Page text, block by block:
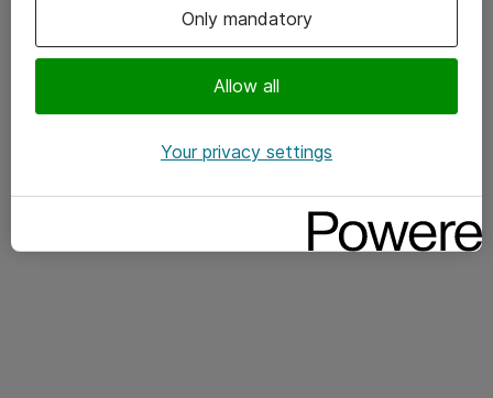
Only mandatory
Allow all
Your privacy settings